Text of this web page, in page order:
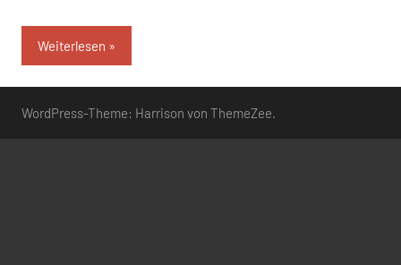
Weiterlesen
WordPress-Theme: Harrison von ThemeZee.